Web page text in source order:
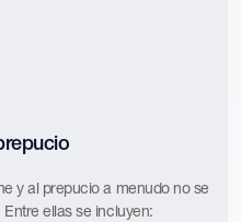
y al prepucio a menudo no se
ellas se incluyen: